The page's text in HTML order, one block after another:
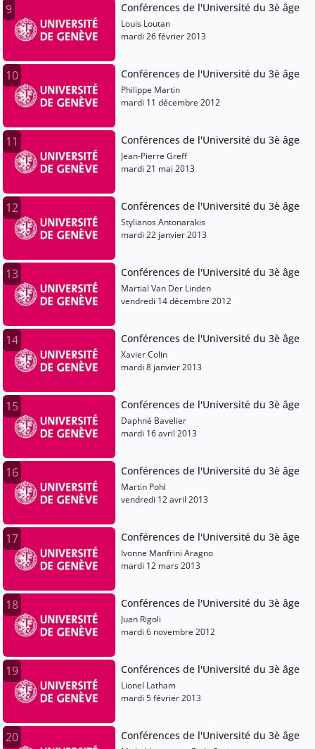
9 Conférences de l'Université du 3è âge
Louis Loutan
mardi 26 février 2013
10 Conférences de l'Université du 3è âge
Philippe Martin
mardi 11 décembre 2012
11 Conférences de l'Université du 3è âge
Jean-Pierre Greff
mardi 21 mai 2013
12 Conférences de l'Université du 3è âge
Stylianos Antonarakis
mardi 22 janvier 2013
13 Conférences de l'Université du 3è âge
Martial Van Der Linden
vendredi 14 décembre 2012
14 Conférences de l'Université du 3è âge
Xavier Colin
mardi 8 janvier 2013
15 Conférences de l'Université du 3è âge
Daphné Bavelier
mardi 16 avril 2013
16 Conférences de l'Université du 3è âge
Martin Pohl
vendredi 12 avril 2013
17 Conférences de l'Université du 3è âge
Ivonne Manfrini Aragno
mardi 12 mars 2013
18 Conférences de l'Université du 3è âge
Juan Rigoli
mardi 6 novembre 2012
19 Conférences de l'Université du 3è âge
Lionel Latham
mardi 5 février 2013
20 Conférences de l'Université du 3è âge